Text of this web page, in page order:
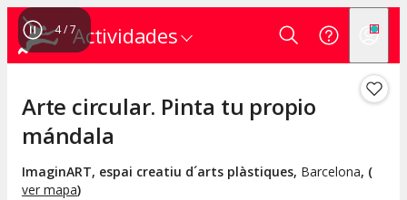
Actividades
4/7
Arte circular. Pinta tu propio
mándala
ImaginART, espai creatiu d´arts plàstiques, Barcelona, (
ver mapa)